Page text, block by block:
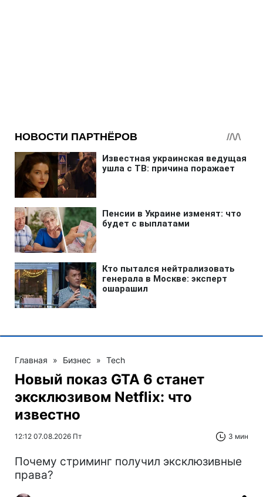
Главная » Бизнес » Tech
Новый показ GTA 6 станет
эксклюзивом Netflix: что
известно
12:12 07.08.2026 Пт 3 мин
Почему стриминг получил эксклюзивные
права?